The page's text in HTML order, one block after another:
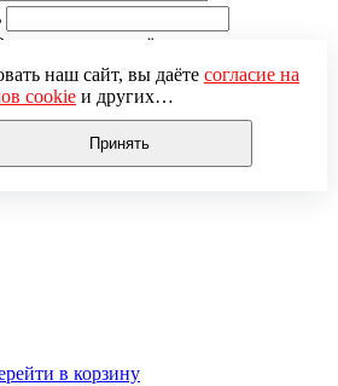
вы даёте
данных
и подтверждаете
обработки персональных данных
наш сайт, вы даёте согласие на
cookieи других
(включая IP-адрес, сведения о
действиях на сайте и т. п.)
сайта, проведения
с нашей
ваши данные обрабатывались,
Принять
в корзину